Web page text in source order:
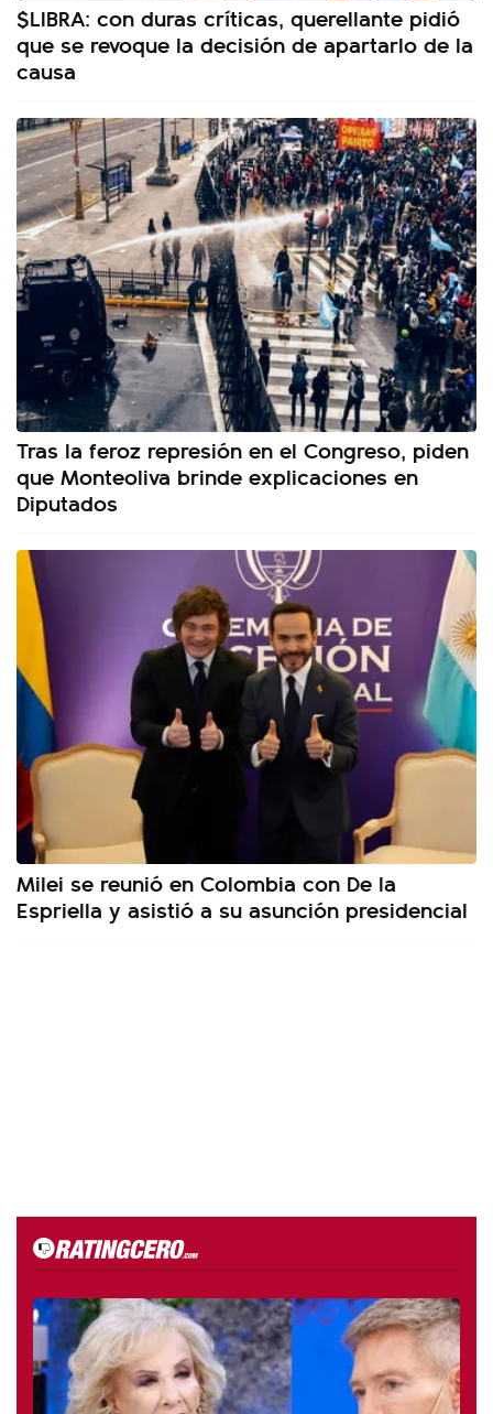
$LIBRA: con duras críticas, querellante pidió
que se revoque la decisión de apartarlo de la
causa
Tras la feroz represión en el Congreso, piden
que Monteoliva brinde explicaciones en
Diputados
Milei se reunió en Colombia con De la
Espriella y asistió a su asunción presidencial